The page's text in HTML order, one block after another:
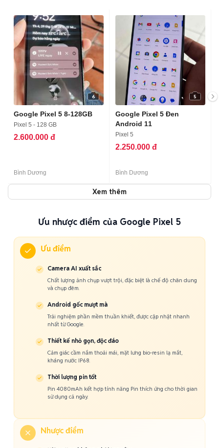
6
Google Pixel 5 8-128GB
Pixel 5 - 128 GB
2.600.000 đ
Bình Dương
5
Google Pixel 5 Đen
Android 11
Pixel 5
2.250.000 đ
Bình Dương
Xem thêm
Ưu nhược điểm của Google Pixel 5
Ưu điểm
Camera AI xuất sắc
Chất lượng ảnh chụp vượt trội, đặc biệt là chế độ chân dung
và chụp đêm.
Android gốc mượt mà
Trải nghiệm phần mềm thuần khiết, được cập nhật nhanh
nhất từ Google.
Thiết kế nhỏ gọn, độc đáo
Cảm giác cầm nắm thoải mái, mặt lưng bio-resin lạ mắt,
kháng nước IP68.
Thời lượng pin tốt
Pin 4080mAh kết hợp tính năng Pin thích ứng cho thời gian
sử dụng cả ngày.
Nhược điểm